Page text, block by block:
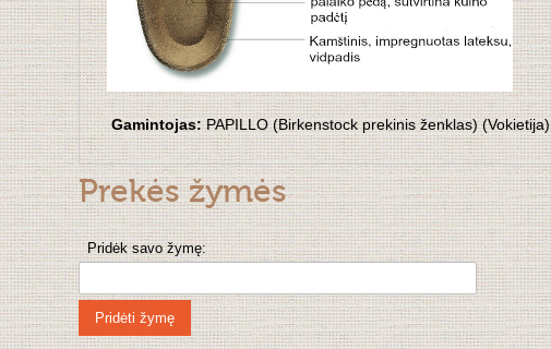
Gamintojas:PAPILLO (Birkenstock prekinis ženklas) (Vokietija)
Prekės žymės
Pridėk savo žymę:
Pridėti žymę